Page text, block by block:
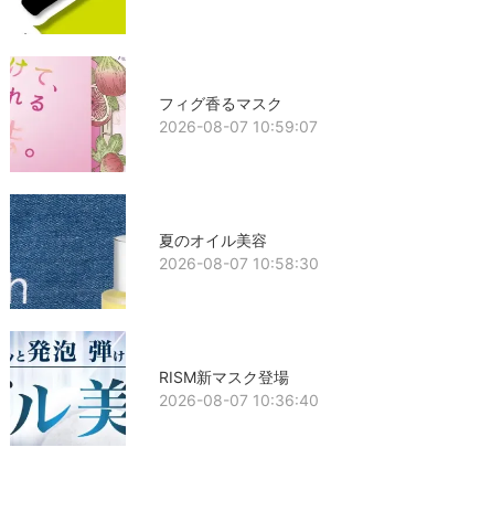
フィグ香るマスク
2026-08-07 10:59:07
夏のオイル美容
2026-08-07 10:58:30
RISM新マスク登場
2026-08-07 10:36:40